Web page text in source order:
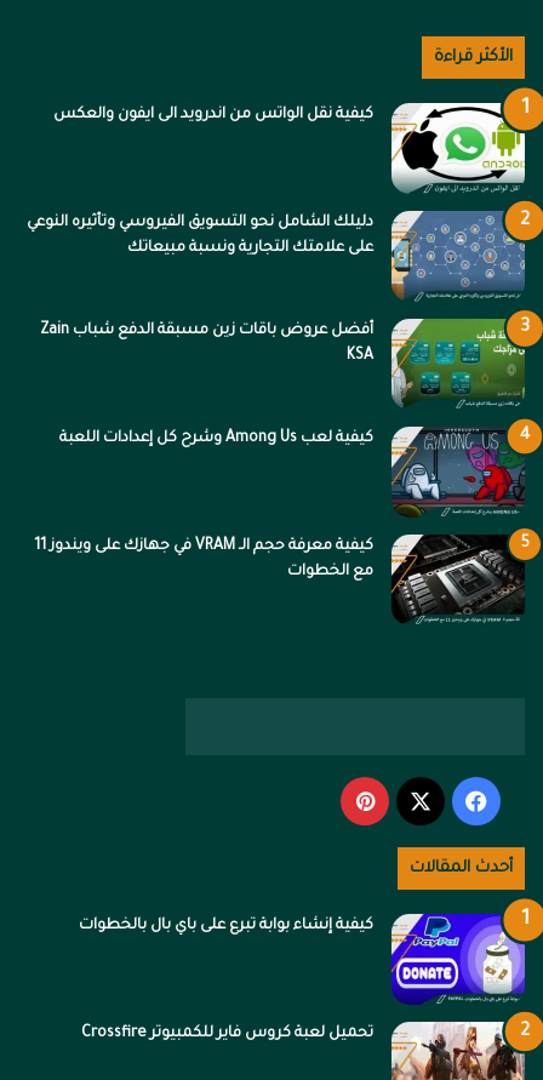
الأكثر قراءة
كيفية نقل الواتس من اندرويد الى ايفون والعكس
دليلك الشامل نحو التسويق الفيروسي وتأثيره النوعي
على علامتك التجارية ونسبة مبيعاتك
أفضل عروض باقات زين مسبقة الدفع شباب Zain
KSA
كيفية لعب Among Us وشرح كل إعدادات اللعبة
كيفية معرفة حجم الـ VRAM في جهازك على ويندوز 11
مع الخطوات
فيسبوك بينتيريست
أحدث المقالات
كيفية إنشاء بوابة تبرع على باي بال بالخطوات
تحميل لعبة كروس فاير للكمبيوتر Crossfire